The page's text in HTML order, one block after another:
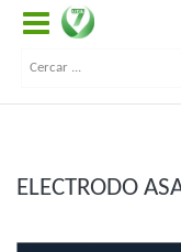
ELECTRODO